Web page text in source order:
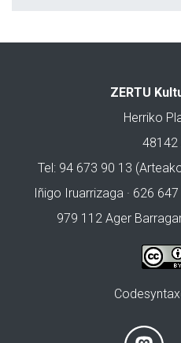
ZERTU
Herriko
48142
Tel: 94 673 90 13
Iñigo Iruarrizaga · 626
979 112 Ager